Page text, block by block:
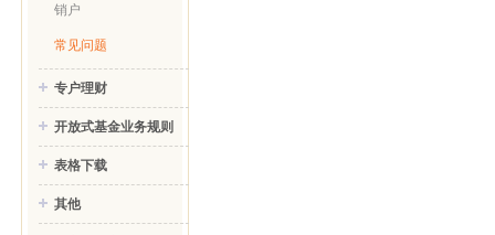
销户
常见问题
专户理财
开放式基金业务规则
表格下载
其他